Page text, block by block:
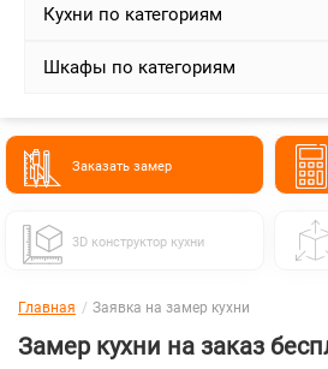
Кухни по категориям
Шкафы по категориям
Заказать замер
3D конструктор кухни
Главная Заявка на замер кухни
Замер кухни на заказ